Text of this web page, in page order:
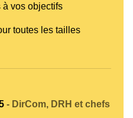
vos objectifs
toutes les tailles
- DirCom, DRH et chefs